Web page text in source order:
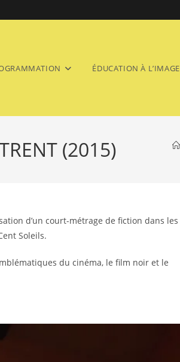
ÉDUCATION À L’IMAGE
(2015)
d’un court-métrage de fiction dans les
Soleils.
du cinéma, le film noir et le